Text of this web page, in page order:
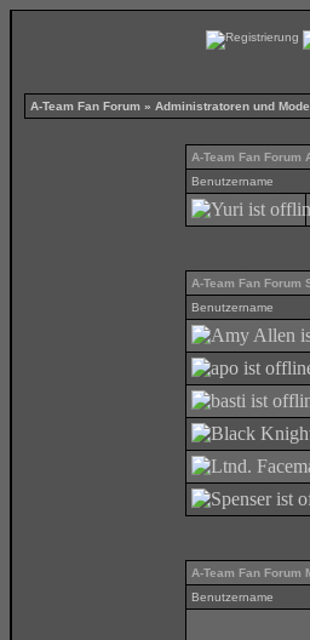
A-Team Fan Forum » Administratoren und
A-Team Fan Forum
Benutzername
A-Team Fan Forum
Benutzername
A-Team Fan Forum
Benutzername